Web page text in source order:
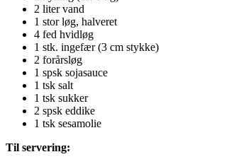
2 liter vand
1 stor løg, halveret
4 fed hvidløg
1 stk. ingefær (3 cm stykke)
2 forårsløg
1 spsk sojasauce
1 tsk salt
1 tsk sukker
2 spsk eddike
1 tsk sesamolie
Til servering: